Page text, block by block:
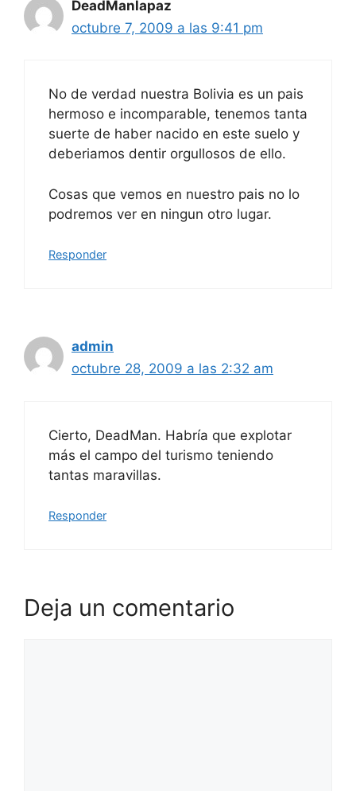
DeadManlapaz
octubre 7, 2009 a las 9:41 pm
No de verdad nuestra Bolivia es un pais
hermoso e incomparable, tenemos tanta
suerte de haber nacido en este suelo y
deberiamos dentir orgullosos de ello.
Cosas que vemos en nuestro pais no lo
podremos ver en ningun otro lugar.
Responder
admin
octubre 28, 2009 a las 2:32 am
Cierto, DeadMan. Habría que explotar
más el campo del turismo teniendo
tantas maravillas.
Responder
Deja un comentario